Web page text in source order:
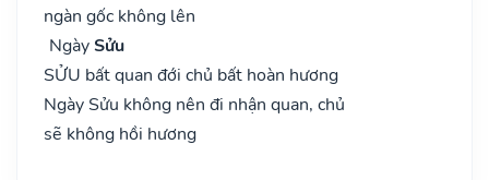
ngàn gốc không lên
NgàySửu
SỬU bất quan đới chủ bất hoàn hương
Ngày Sửu không nên đi nhận quan, chủ
sẽ không hồi hương